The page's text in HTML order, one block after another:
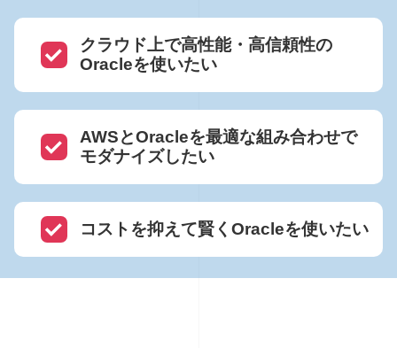
クラウド上で高性能・高信頼性の
Oracleを使いたい
AWSとOracleを最適な組み合わせで
モダナイズしたい
コストを抑えて賢くOracleを使いたい